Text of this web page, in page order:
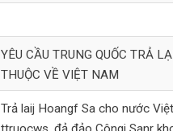
YÊU CẦU TRUNG QUỐC TRẢ
THUỘC VỀ VIỆT NAM
Trả laij Hoangf Sa cho nước